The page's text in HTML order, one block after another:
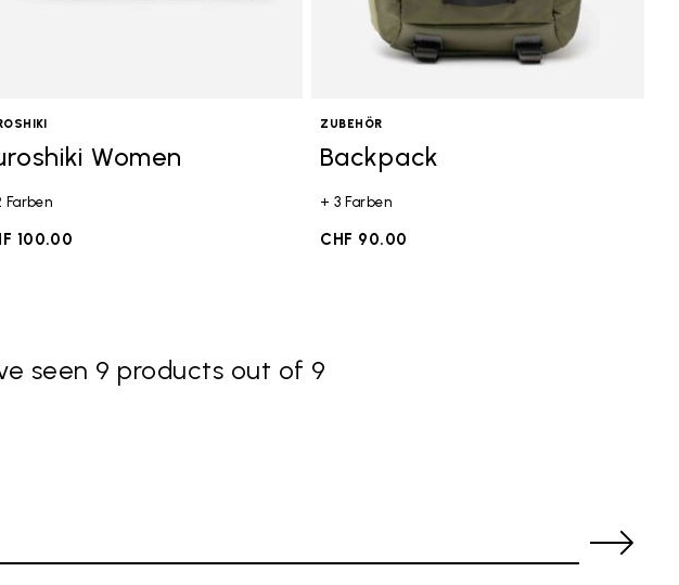
Women
Farben
100.00
ZUBEHÖR
Backpack
+ 3 Farben
CHF 90.00
seen 9 products out of 9